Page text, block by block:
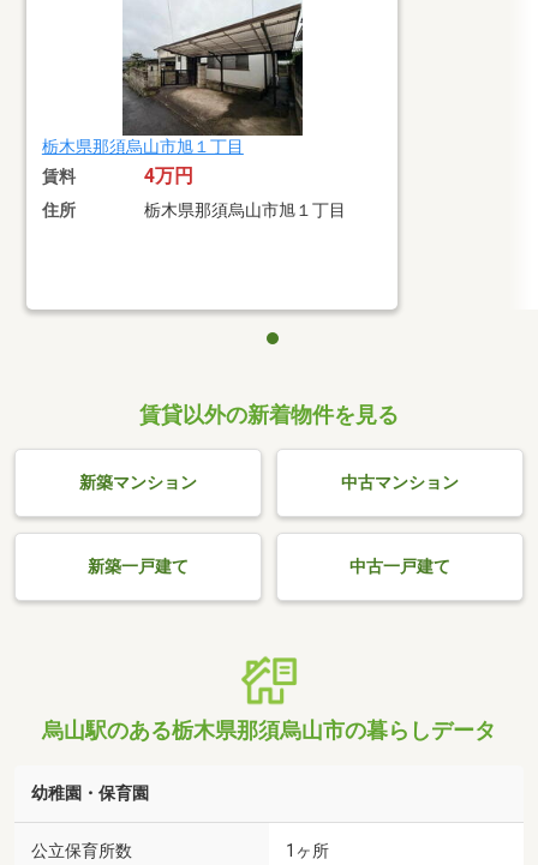
栃木県那須烏山市旭１丁目
賃料 4万円
住所 栃木県那須烏山市旭１丁目
賃貸以外の新着物件を見る
新築マンション 中古マンション
新築一戸建て 中古一戸建て
烏山駅のある栃木県那須烏山市の暮らしデータ
幼稚園・保育園
公立保育所数
1ヶ所